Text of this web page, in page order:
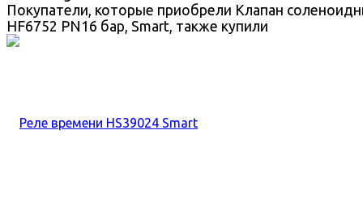
Покупатели, которые приобрели Клапан
HF6752 PN16 бар, Smart, также купили